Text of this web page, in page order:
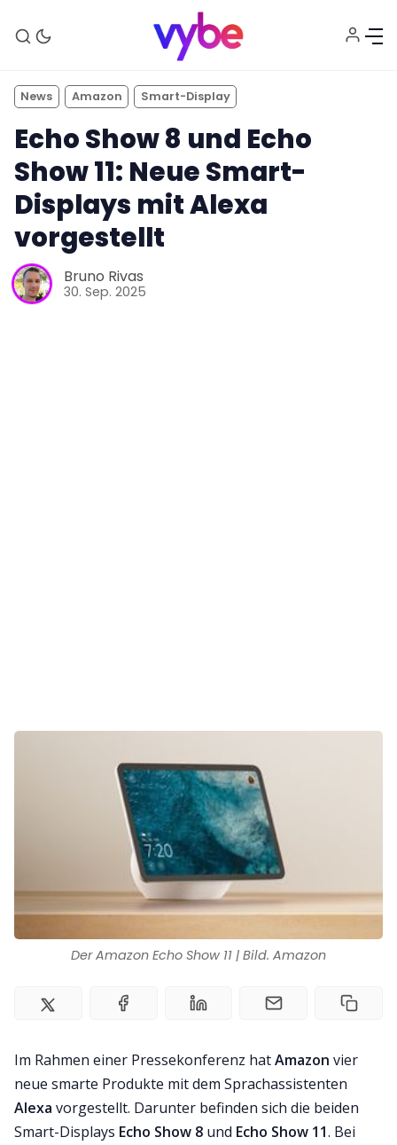
Kontakt
Impressum
Der Amazon Echo Show 11 | Bild. Amazon
News Amazon Smart-Display
Echo Show 8 und Echo
Show 11: Neue Smart-
Displays mit Alexa
vorgestellt
Bruno Rivas
30. Sep. 2025
Im Rahmen einer Pressekonferenz hatAmazon vier
neue smarte Produkte mit dem Sprachassistenten
Alexa vorgestellt. Darunter befinden sich die beiden
Smart-Displays Echo Show 8 und Echo Show 11. Bei